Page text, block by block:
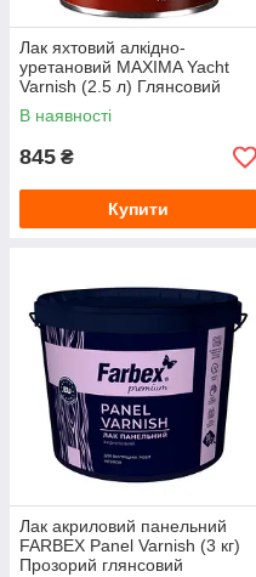
Лак яхтовий алкідно-
уретановий MAXIMA Yacht
Varnish (2.5 л) Глянсовий
В наявності
845 ₴
Купити
Лак акриловий панельний
FARBEX Panel Varnish (3 кг)
Прозорий глянсовий